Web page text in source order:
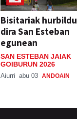
Bisitariak hurbildu
dira San Esteban
egunean
SAN ESTEBAN JAIAK
GOIBURUN 2026
Aiurri abu 03 ANDOAIN